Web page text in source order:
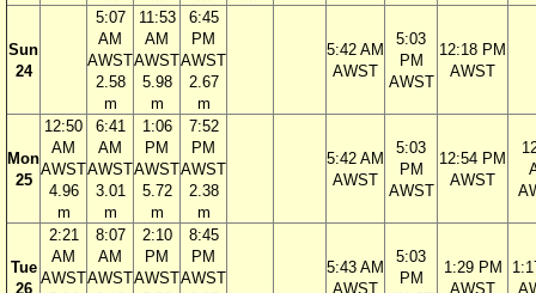
Sun
24
5:07
AM
AWST
2.58
m
11:53
AM
AWST
5.98
m
6:45
PM
AWST
2.67
m
5:42 AM
AWST
5:03
PM
AWST
12:18 PM
AWST
Mon
25
12:50
AM
AWST
4.96
m
6:41
AM
AWST
3.01
m
1:06
PM
AWST
5.72
m
7:52
PM
AWST
2.38
m
5:42 AM
AWST
5:03
PM
AWST
12:54 PM
AWST
Tue
26
2:21
AM
AWST
8:07
AM
AWST
2:10
PM
AWST
8:45
PM
AWST
5:43 AM
AWST
5:03
PM
1:29 PM
AWST